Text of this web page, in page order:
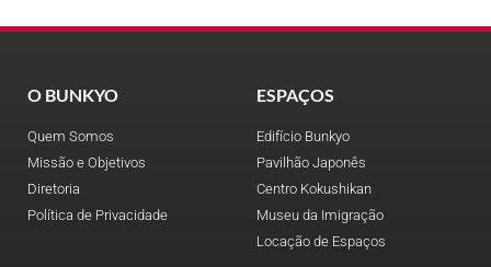
O BUNKYO
Quem Somos
Missão e Objetivos
Diretoria
Política de Privacidade
ESPAÇOS
Edifício Bunkyo
Pavilhão Japonês
Centro Kokushikan
Museu da Imigração
Locação de Espaços